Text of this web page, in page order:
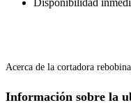
Disponibilidad
Acerca de la cortadora
Información sobre la